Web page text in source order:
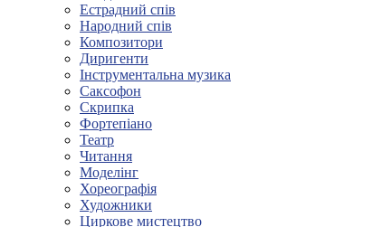
Естрадний спів
Народний спів
Композитори
Диригенти
Інструментальна музика
Саксофон
Скрипка
Фортепіано
Театр
Читання
Моделінг
Хореографія
Художники
Циркове мистецтво